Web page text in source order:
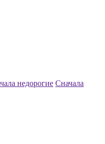
недорогие Сначала